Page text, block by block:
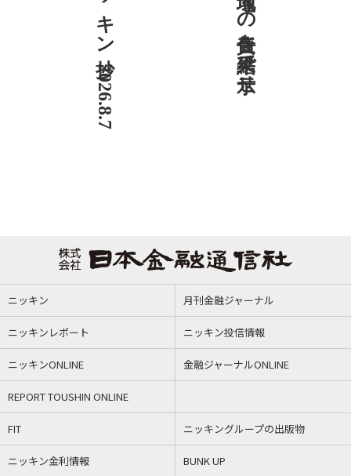
ニッキン抄 2026.8.7
ニッキン 月刊金融ジャーナル
ニッキンレポート ニッキン投信情報
ニッキンONLINE 金融ジャーナルONLINE
REPORT TOUSHIN ONLINE
FIT ニッキングループの出版物
ニッキン金利情報 BUNK UP